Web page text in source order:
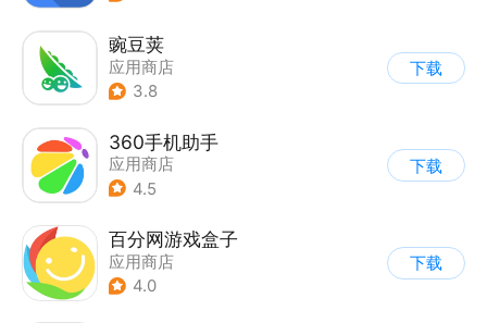
豌豆荚
应用商店
3.8
下载
360手机助手
应用商店
4.5
下载
百分网游戏盒子
应用商店
4.0
下载